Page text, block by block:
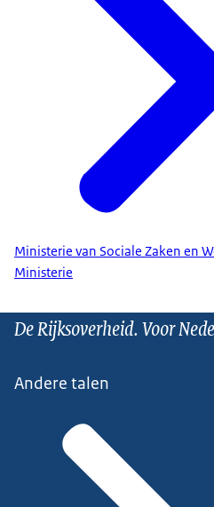
Ministerie van Sociale Zaken en
Ministerie
De Rijksoverheid. Voor
Andere talen